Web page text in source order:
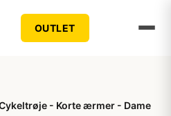
OUTLET
- Korte ærmer - Dame